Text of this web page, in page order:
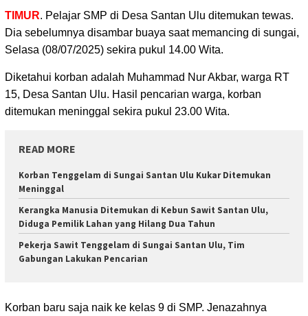
TIMUR. Pelajar SMP di Desa Santan Ulu ditemukan tewas.
Dia sebelumnya disambar buaya saatmemancing di sungai,
Selasa (08/07/2025) sekira pukul 14.00 Wita.
Diketahui korban adalah Muhammad Nur Akbar, warga RT
15, Desa Santan Ulu. Hasil pencarian warga, korban
ditemukan meninggal sekira pukul 23.00 Wita.
READ MORE
Korban Tenggelam di Sungai Santan Ulu Kukar Ditemukan
Meninggal
Kerangka Manusia Ditemukan di Kebun Sawit Santan Ulu,
Diduga Pemilik Lahan yang Hilang Dua Tahun
Pekerja Sawit Tenggelam di Sungai Santan Ulu, Tim
Gabungan Lakukan Pencarian
Korban baru saja naik ke kelas 9 di SMP. Jenazahnya